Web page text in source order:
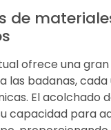
de
ofrece una
las badanas, cada
El acolchado
capacidad para